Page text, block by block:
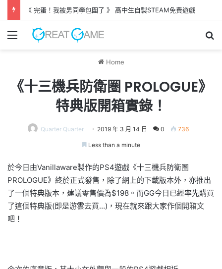
《 完蛋！我被男同學包圍了 》 高中生自製STEAM免費遊戲
Menu
Home
《十三機兵防衛圏 PROLOGUE》
特典版開箱實錄！
Quarter Quarter 2019 年 3 月 14 日 0 736
Less than a minute
於今日由Vanillaware製作的PS4遊戲《十三機兵防衛圏
PROLOGUE》終於正式發售，除了網上的下載版本外，亦推出
了一個特典版本，建議零售價為$198。而GG今日已經率先購買
了這個特典版(即是游雲去買…)，現在就來跟大家作個開箱文
吧！